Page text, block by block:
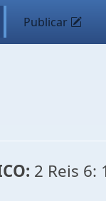
Publicar
2 Reis 6: